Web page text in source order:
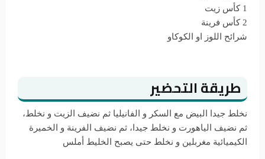
1 كأس زيت
2 كأس فرينة
شرائح اللوز او الكوكاو
طريقة التحضير
نخلط جيدا البيض مع السكر و الفانيليا ثم نضيف الزيت و نخلط،
ثم نضيف الياهورت و نخلط جيدا، ثم نضيف الفرينة و الخميرة
الكيميائية مغربلين و نخلط حتى يصبح الخليط أملس